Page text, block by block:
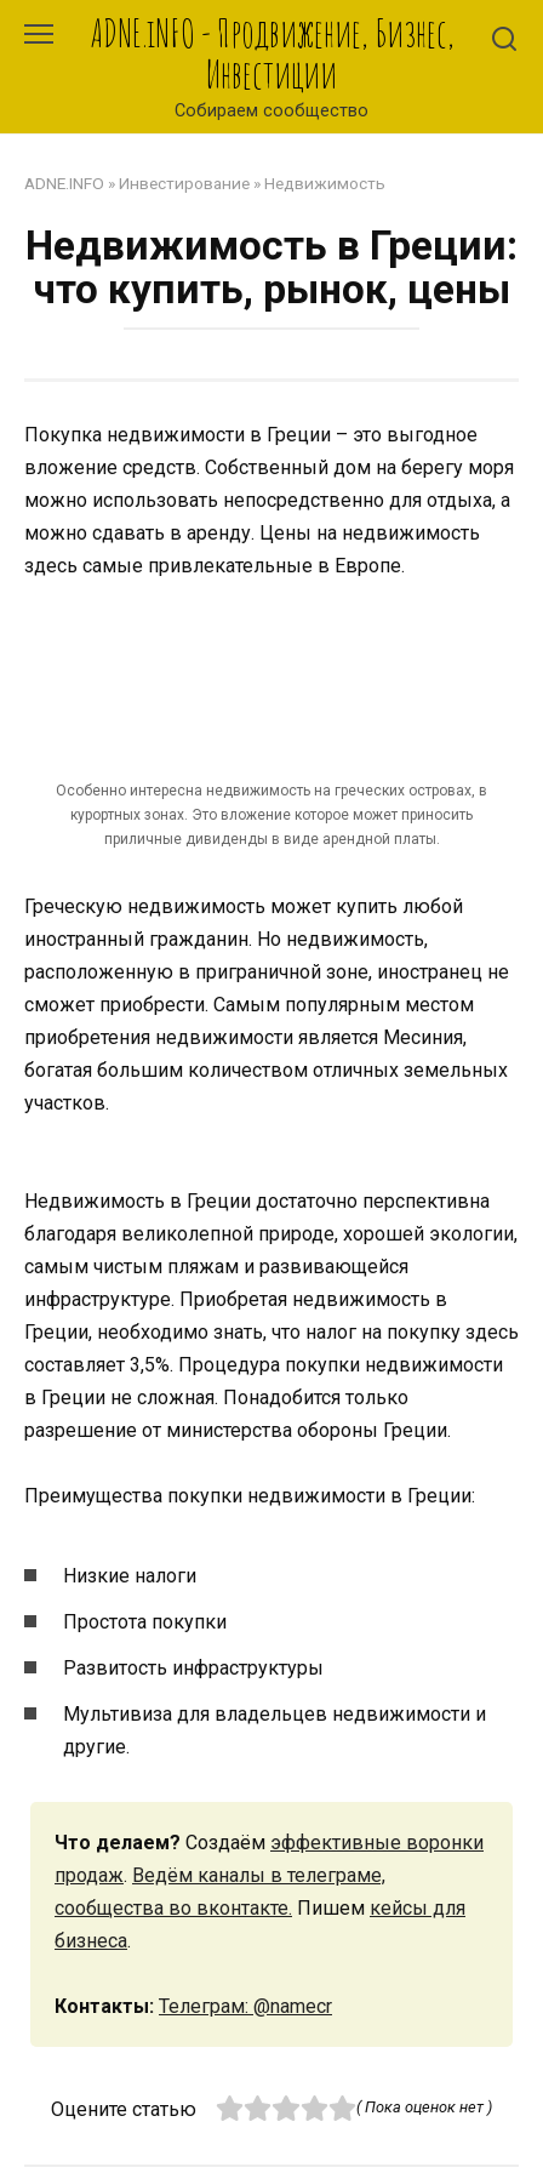
ADNE.iNFO - Продвижение, Бизнес,
Инвестиции
Собираем сообщество
ADNE.INFO » Инвестирование » Недвижимость
Недвижимость в Греции:
что купить, рынок, цены
Покупка недвижимости в Греции – это выгодное
вложение средств. Собственный дом на берегу моря
можно использовать непосредственно для отдыха, а
можно сдавать в аренду. Цены на недвижимость
здесь самые привлекательные в Европе.
Особенно интересна недвижимость на греческих островах, в
курортных зонах. Это вложение которое может приносить
приличные дивиденды в виде арендной платы.
Греческую недвижимость может купить любой
иностранный гражданин. Но недвижимость,
расположенную в приграничной зоне, иностранец не
сможет приобрести. Самым популярным местом
приобретения недвижимости является Месиния,
богатая большим количеством отличных земельных
участков.
Недвижимость в Греции достаточно перспективна
благодаря великолепной природе, хорошей экологии,
самым чистым пляжам и развивающейся
инфраструктуре. Приобретая недвижимость в
Греции, необходимо знать, что налог на покупку здесь
составляет 3,5%. Процедура покупки недвижимости
в Греции не сложная. Понадобится только
разрешение от министерства обороны Греции.
Преимущества покупки недвижимости в Греции:
Низкие налоги
Простота покупки
Развитость инфраструктуры
Мультивиза для владельцев недвижимости и
другие.
Что делаем? Создаём эффективные воронки
продаж. Ведём каналы в телеграме,
сообщества во вконтакте. Пишем кейсы для
бизнеса.
Контакты: Телеграм: @namecr
Оцените статью ( Пока оценок нет )